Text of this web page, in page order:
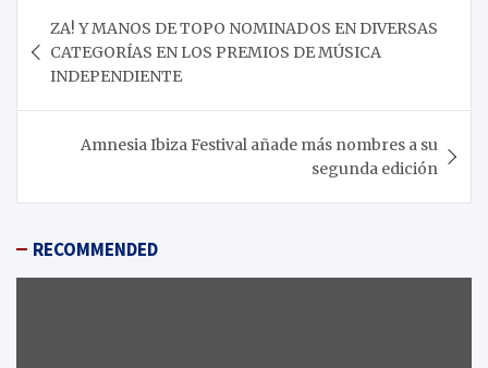
de
entradas
ZA! Y MANOS DE TOPO NOMINADOS EN DIVERSAS
CATEGORÍAS EN LOS PREMIOS DE MÚSICA
INDEPENDIENTE
Amnesia Ibiza Festival añade más nombres a su
segunda edición
RECOMMENDED